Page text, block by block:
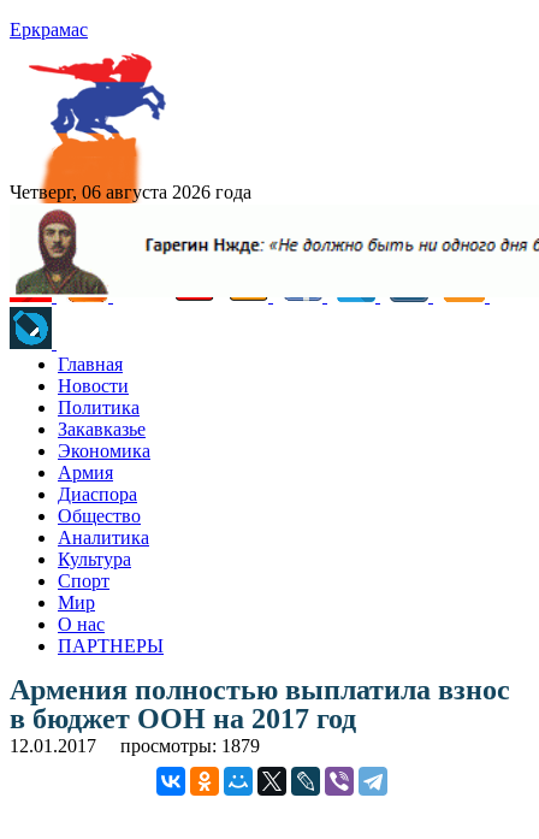
Еркрамас
Четверг, 06 августа 2026 года
Главная
Новости
Политика
Закавказье
Экономика
Армия
Диаспора
Общество
Аналитика
Культура
Спорт
Мир
О нас
ПАРТНЕРЫ
Армения полностью выплатила взнос
в бюджет ООН на 2017 год
12.01.2017 просмотры: 1879